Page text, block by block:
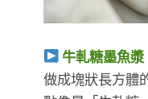
牛軋糖墨魚漿
做成塊狀長方體